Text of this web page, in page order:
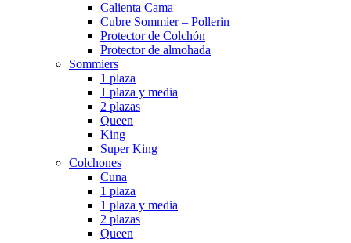
Calienta Cama
Cubre Sommier – Pollerin
Protector de Colchón
Protector de almohada
Sommiers
1 plaza
1 plaza y media
2 plazas
Queen
King
Super King
Colchones
Cuna
1 plaza
1 plaza y media
2 plazas
Queen